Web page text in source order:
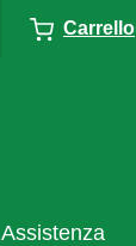
Carrello
Assistenza